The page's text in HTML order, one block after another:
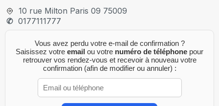
10 rue Milton Paris 09 75009
0177111777
Vous avez perdu votre e-mail de confirmation ?
Saisissez votre email ou votre numéro de téléphone pour
retrouver vos rendez-vous et recevoir à nouveau votre
confirmation (afin de modifier ou annuler) :